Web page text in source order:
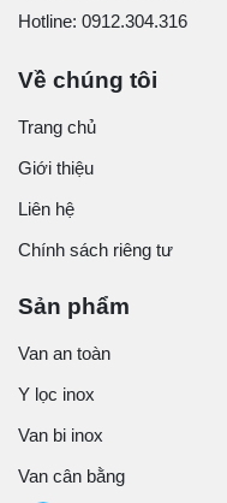
Hotline: 0912.304.316
Về chúng tôi
Trang chủ
Giới thiệu
Liên hệ
Chính sách riêng tư
Sản phẩm
Van an toàn
Y lọc inox
Van bi inox
Van cân bằng